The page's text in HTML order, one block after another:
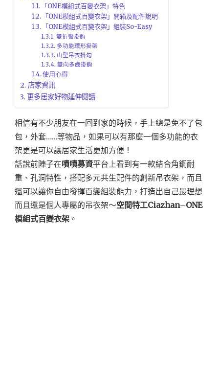
「ONE模組式百變衣架」特色
「ONE模組式百變衣架」開箱及配件說明
「ONE模組式百變衣架」組裝So-Easy
雙折彎掛鉤
多功能環形掛架
山型吊衣掛勾
雙向多齒掛鉤
使用心得
店家資訊
更多居家好物延伸閱讀
相信有不少朋友在一回到家的時候，手上總是免不了包
包，外套……等物品，如果可以有那麼一個多功能的衣
架更是可以讓居家生活更加方便！
話說前陣子在嘖嘖募資平台上看到有一款結合角鋼耐
重、孔洞特性，搭配多元共生配件的創新吊衣架，而且
還可以讓你自由發揮百變組裝能力，打造出自己最理想
而且還是個人專屬的吊衣架～空間特工Ciazhan–ONE
模組式百變衣架 。